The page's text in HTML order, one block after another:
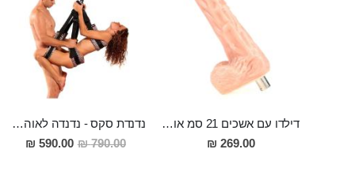
דילדו עם אשכים 21 סמ אורך 4.3 סמ רוחב המתאים למכונת סקס Tore
269.00 ₪
נדנדת סקס - נדנדה לאוהבים
790.00 ₪
מחיר
מבצע
590.00 ₪